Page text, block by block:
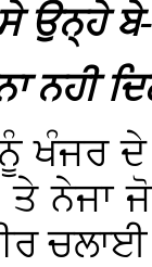
ਉਨ੍ਹੇ
ਨਹੀ
ਖੰਜਰ ਦੇ
ਤੇ ਨੇਜਾ